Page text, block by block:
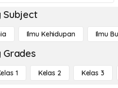
Subject
Ilmu Kehidupan Ilmu
Grades
1 Kelas 2 Kelas 3